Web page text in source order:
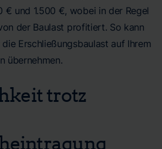
€ und 1.500 €, wobei in der Regel
der Baulast profitiert. So kann
Erschließungsbaulast auf Ihrem
übernehmen.
trotz